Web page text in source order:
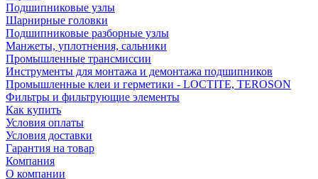
Подшипниковые узлы
Шарнирные головки
Подшипниковые разборные узлы
Манжеты, уплотнения, сальники
Промышленные трансмиссии
Инструменты для монтажа и демонтажа подшипников
Промышленные клеи и герметики - LOCTITE, TEROSON
Фильтры и фильтрующие элементы
Как купить
Условия оплаты
Условия доставки
Гарантия на товар
Компания
О компании